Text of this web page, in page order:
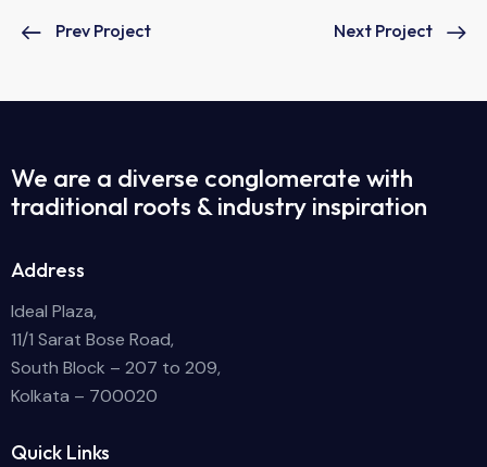
Prev Project Next Project
We are a diverse conglomerate with
traditional roots & industry inspiration
Address
Ideal Plaza,
11/1 Sarat Bose Road,
South Block – 207 to 209,
Kolkata – 700020
Quick Links